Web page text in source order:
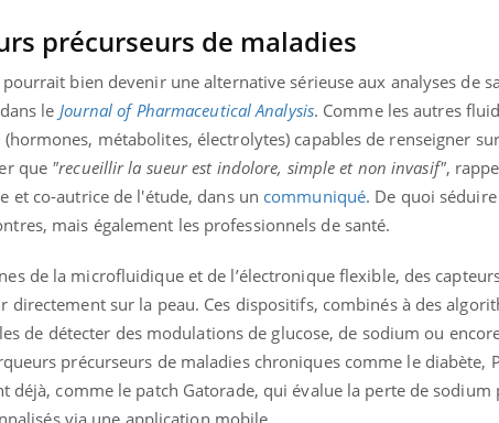
précurseurs de maladies
bien devenir une alternative sérieuse aux analyses de
le Journal of Pharmaceutical Analysis. Comme les autres
métabolites, électrolytes) capables de renseigner
que "recueillir la sueur est indolore, simple et non invasif",
et co-autrice de l'étude, dans un communiqué. De quoi
mais également les professionnels de santé.
de la microfluidique et de l’électronique flexible, des
directement sur la peau. Ces dispositifs, combinés à des
de détecter des modulations de glucose, de sodium ou
précurseurs de maladies chroniques comme le diabète,
déjà, comme le patch Gatorade, qui évalue la perte de sodium
via une application mobile.